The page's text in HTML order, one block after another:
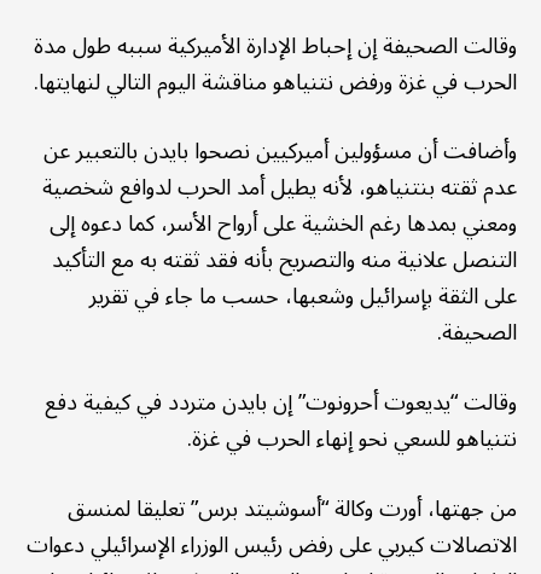
وقالت الصحيفة إن إحباط الإدارة الأميركية سببه طول مدة
الحرب في غزة ورفض نتنياهو مناقشة اليوم التالي لنهايتها.
وأضافت أن مسؤولين أميركيين نصحوا بايدن بالتعبير عن
عدم ثقته بنتنياهو، لأنه يطيل أمد الحرب لدوافع شخصية
ومعني بمدها رغم الخشية على أرواح الأسر، كما دعوه إلى
التنصل علانية منه والتصريح بأنه فقد ثقته به مع التأكيد
على الثقة بإسرائيل وشعبها، حسب ما جاء في تقرير
الصحيفة.
وقالت “يديعوت أحرونوت” إن بايدن متردد في كيفية دفع
نتنياهو للسعي نحو إنهاء الحرب في غزة.
من جهتها، أورت وكالة “أسوشيتد برس” تعليقا لمنسق
الاتصالات كيربي على رفض رئيس الوزراء الإسرائيلي دعوات